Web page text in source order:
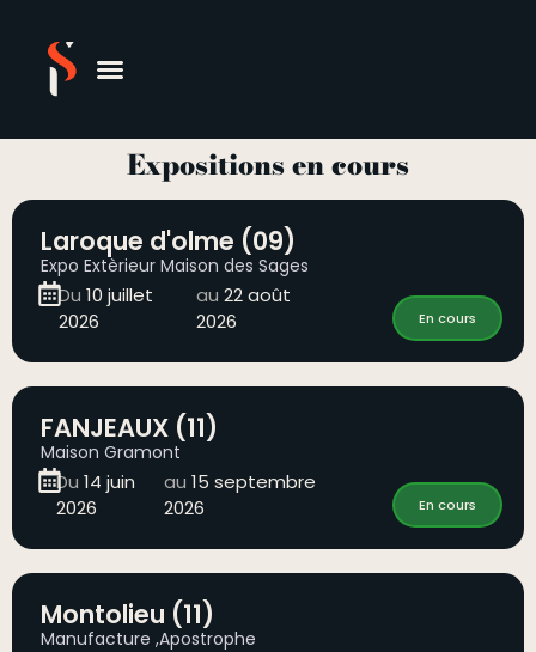
Expositions en cours
Laroque d'olme (09)
Expo Extèrieur Maison des Sages
Du 10 juillet
2026
au 22 août
2026
En cours
FANJEAUX (11)
Maison Gramont
Du 14 juin
2026
au 15 septembre
2026
En cours
Montolieu (11)
Manufacture ,Apostrophe